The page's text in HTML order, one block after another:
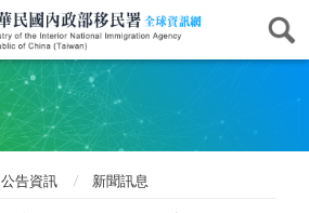
公告資訊 新聞訊息